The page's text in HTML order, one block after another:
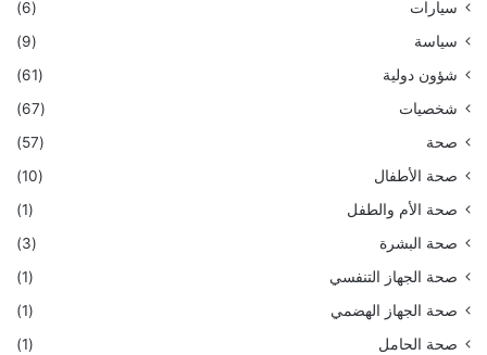
سيارات
(6)
سياسة
(9)
شؤون دولية
(61)
شخصيات
(67)
صحة
(57)
صحة الأطفال
(10)
صحة الأم والطفل
(1)
صحة البشرة
(3)
صحة الجهاز التنفسي
(1)
صحة الجهاز الهضمي
(1)
صحة الحامل
(1)